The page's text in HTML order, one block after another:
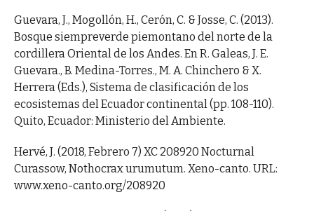
Guevara, J., Mogollón, H., Cerón, C. & Josse, C. (2013).
Bosque siempreverde piemontano del norte de la
cordillera Oriental de los Andes. En R. Galeas, J. E.
Guevara., B. Medina-Torres., M. A. Chinchero & X.
Herrera (Eds.), Sistema de clasificación de los
ecosistemas del Ecuador continental (pp. 108-110).
Quito, Ecuador: Ministerio del Ambiente.
Hervé, J. (2018, Febrero 7) XC 208920 Nocturnal
Curassow, Nothocrax urumutum. Xeno-canto. URL:
www.xeno-canto.org/208920